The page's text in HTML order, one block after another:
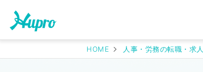
HOME 人事・労務の転職・求人